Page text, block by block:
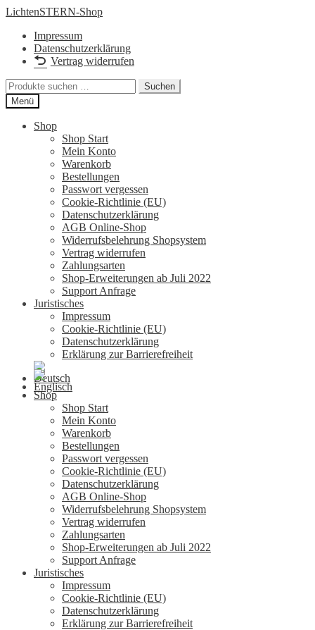
Zur
springen
Zum
springen
LichtenSTERN-Shop
Impressum
Datenschutzerklärung
Vertrag widerrufen
Suchen
nach:
Suchen
Menü
Shop
Shop Start
Mein Konto
Warenkorb
Bestellungen
Passwort vergessen
Cookie-Richtlinie (EU)
Datenschutzerklärung
AGB Online-Shop
Widerrufsbelehrung Shopsystem
Vertrag widerrufen
Zahlungsarten
Shop-Erweiterungen ab Juli 2022
Support Anfrage
Juristisches
Impressum
Cookie-Richtlinie (EU)
Datenschutzerklärung
Erklärung zur Barrierefreiheit
Shop
Shop Start
Mein Konto
Warenkorb
Bestellungen
Passwort vergessen
Cookie-Richtlinie (EU)
Datenschutzerklärung
AGB Online-Shop
Widerrufsbelehrung Shopsystem
Vertrag widerrufen
Zahlungsarten
Shop-Erweiterungen ab Juli 2022
Support Anfrage
Juristisches
Impressum
Cookie-Richtlinie (EU)
Datenschutzerklärung
Erklärung zur Barrierefreiheit